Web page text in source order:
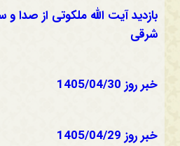
بازدید آیت الله ملکوتی از صدا و
شرقی
خبر روز 1405/04/30
خبر روز 1405/04/29